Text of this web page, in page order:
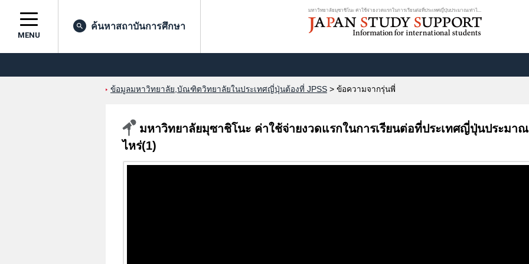
มหาวิทยาลัยมุซาชิโนะ ค่าใช้จ่ายงวดแรกในการเรียนต่อที่ประเทศญี่ปุ่นประมาณเท่าไ...
MENU
ค้นหาสถาบันการศึกษา
ข้อมูลมหาวิทยาลัย,บัณฑิตวิทยาลัยในประเทศญี่ปุ่นต้องที่ JPSS > ข้อความจากรุ่นพี่
มหาวิทยาลัยมุซาชิโนะ ค่าใช้จ่ายงวดแรกในการเรียนต่อที่ประเทศญี่ปุ่นประมาณ
ไหร่(1)